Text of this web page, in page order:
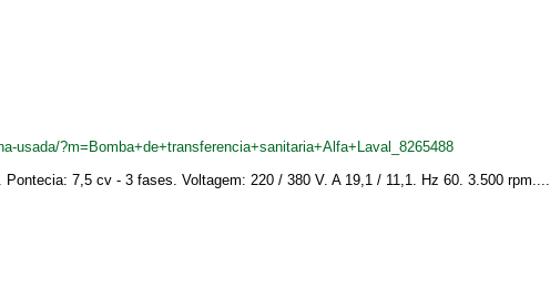
usada/?m=Bomba+de+transferencia+sanitaria+Alfa+Laval_8265488
7,5 cv - 3 fases. Voltagem: 220 / 380 V. A 19,1 / 11,1. Hz 60. 3.500 rpm....